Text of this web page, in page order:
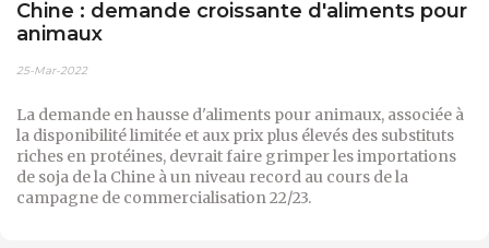
Chine : demande croissante d'aliments pour
animaux
25-Mar-2022
La demande en hausse d'aliments pour animaux, associée à
la disponibilité limitée et aux prix plus élevés des substituts
riches en protéines, devrait faire grimper les importations
de soja de la Chine à un niveau record au cours de la
campagne de commercialisation 22/23.